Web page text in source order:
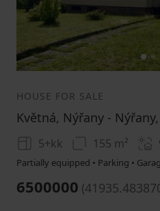
12
HOUSE FOR SALE
Květná, Nýřany -
5+kk 155 m²
Partially equipped • Parking •
6500000 (